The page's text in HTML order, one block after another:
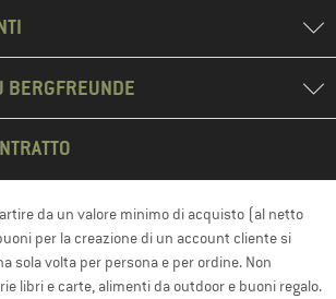
BERGFREUNDE
da un valore minimo di acquisto (al netto
per la creazione di un account cliente si
sola volta per persona e per ordine. Non
libri e carte, alimenti da outdoor e buoni regalo.